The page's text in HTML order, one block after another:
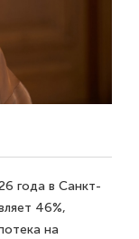
года в Санкт-
46%,
на